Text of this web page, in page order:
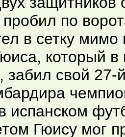
по
в сетку
который
забил свой 27-
испанском
Гюису мог